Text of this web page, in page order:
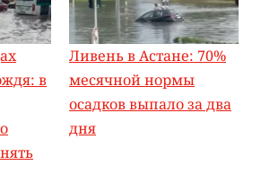
в
Ливень в Астане: 70%
месячной нормы
осадков выпало за два
дня